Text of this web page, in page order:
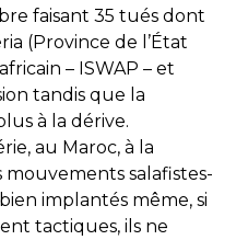
faisant 35 tués dont
(Province de l’État
– ISWAP – et
tandis que la
à la dérive.
au Maroc, à la
mouvements salafistes-
implantés même, si
tactiques, ils ne